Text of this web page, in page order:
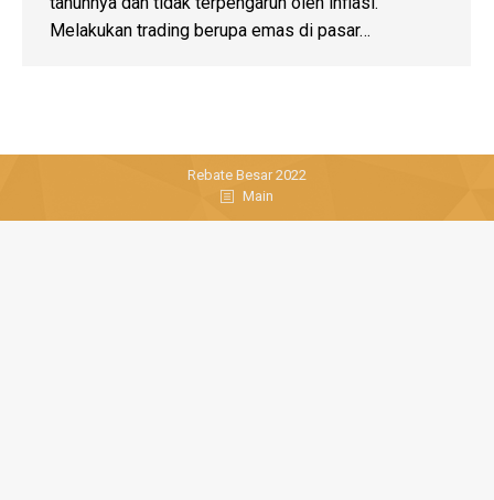
Melakukan trading berupa emas di pasar…
Rebate Besar 2022
Main